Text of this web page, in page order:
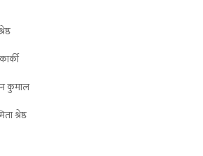
कुमाल
श्रेष्ठ